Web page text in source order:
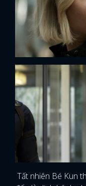
Tất nhiên Bé Kun